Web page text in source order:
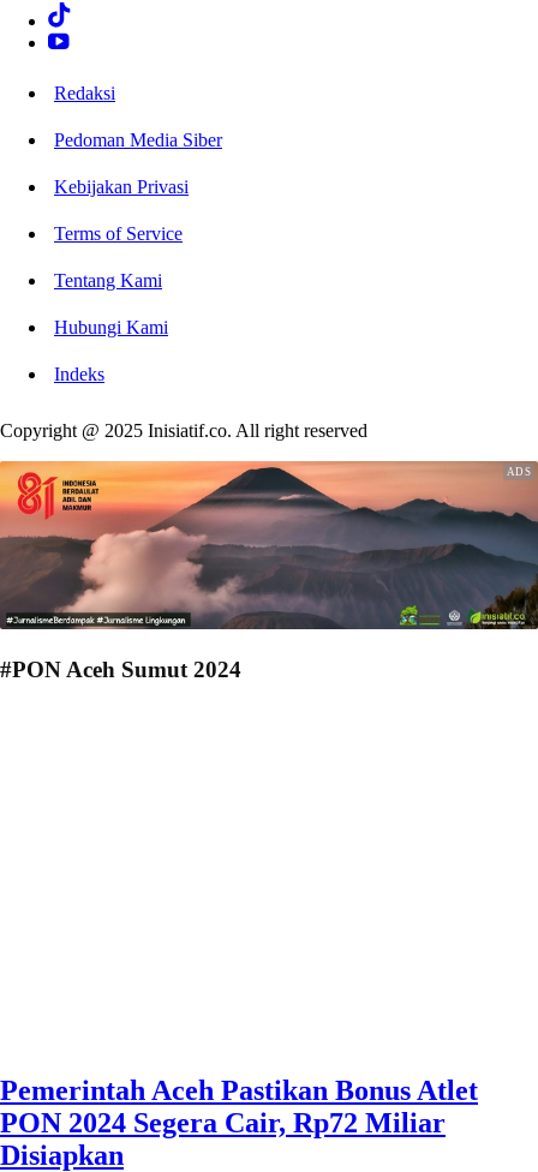
Redaksi
Pedoman Media Siber
Kebijakan Privasi
Terms of Service
Tentang Kami
Hubungi Kami
Indeks
Copyright @ 2025 Inisiatif.co. All right reserved
#PON Aceh Sumut 2024
Pemerintah Aceh Pastikan Bonus Atlet
PON 2024 Segera Cair, Rp72 Miliar
Disiapkan